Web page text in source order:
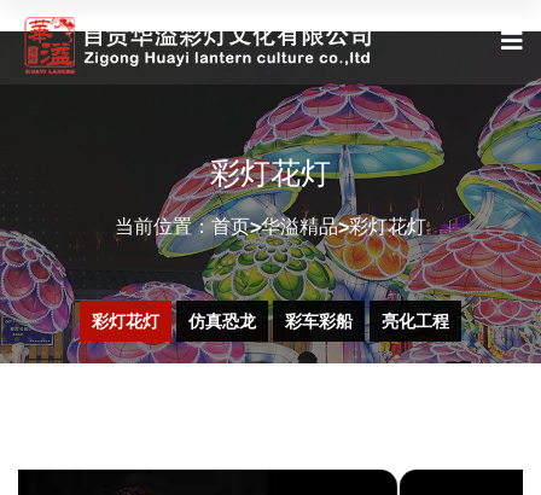
彩灯花灯
当前位置：首页>华溢精品>彩灯花灯
彩灯花灯 仿真恐龙 彩车彩船 亮化工程